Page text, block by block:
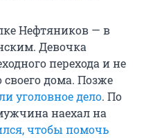
Нефтяников — в
Девочка
перехода и не
дома. Позже
уголовное дело. По
наехал на
чтобы помочь